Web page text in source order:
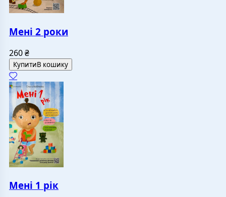
Мені 2 роки
260₴
КупитиВ кошику
Мені 1 рік